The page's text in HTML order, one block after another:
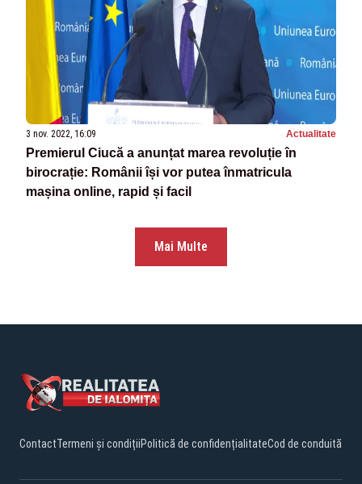
3 nov. 2022, 16:09 Actualitate
Premierul Ciucă a anunțat marea revoluție în
birocrație: Românii își vor putea înmatricula
mașina online, rapid și facil
Mai Multe
ContactTermeni și condițiiPolitică de confidențialitateCod de conduită